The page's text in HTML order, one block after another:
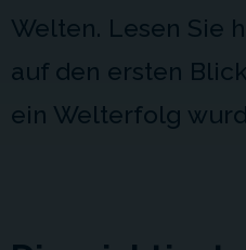
Welten. Lesen Sie
auf den ersten
ein Welterfolg